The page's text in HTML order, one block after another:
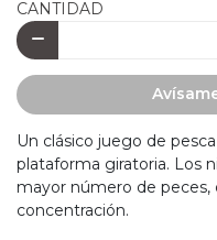
CANTIDAD
Un clásico juego de
plataforma giratoria. Los
mayor número de peces,
concentración.